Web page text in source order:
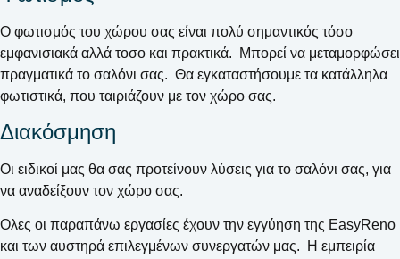
Ο φωτισμός του χώρου σας είναι πολύ σημαντικός τόσο
εμφανισιακά αλλά τοσο και πρακτικά. Μπορεί να μεταμορφώσει
πραγματικά το σαλόνι σας. Θα εγκαταστήσουμε τα κατάλληλα
φωτιστικά, που ταιριάζουν με τον χώρο σας.
Διακόσμηση
Οι ειδικοί μας θα σας προτείνουν λύσεις για το σαλόνι σας, για
να αναδείξουν τον χώρο σας.
Ολες οι παραπάνω εργασίες έχουν την εγγύηση της EasyReno
και των αυστηρά επιλεγμένων συνεργατών μας. Η εμπειρία